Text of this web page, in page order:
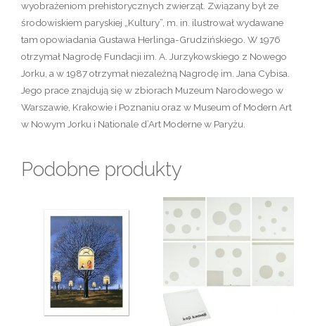
wyobrażeniom prehistorycznych zwierząt. Związany był ze
środowiskiem paryskiej „Kultury”, m. in. ilustrował wydawane
tam opowiadania Gustawa Herlinga-Grudzińskiego. W 1976
otrzymał Nagrodę Fundacji im. A. Jurzykowskiego z Nowego
Jorku, a w 1987 otrzymał niezależną Nagrodę im. Jana Cybisa.
Jego prace znajdują się w zbiorach Muzeum Narodowego w
Warszawie, Krakowie i Poznaniu oraz w Museum of Modern Art
w Nowym Jorku i Nationale d’Art Moderne w Paryżu.
Podobne produkty